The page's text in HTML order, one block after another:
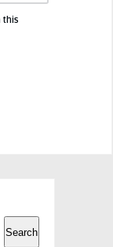
this
Search